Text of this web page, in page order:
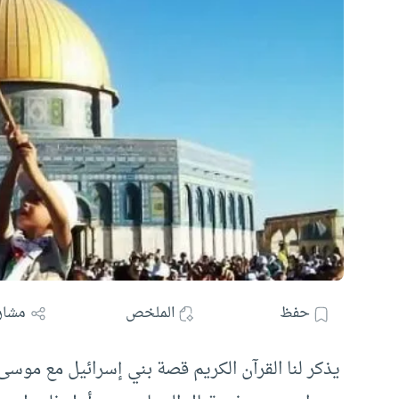
حفظ الملخص
يذكر لنا القرآن الكريم قصة بني إسرائيل مع